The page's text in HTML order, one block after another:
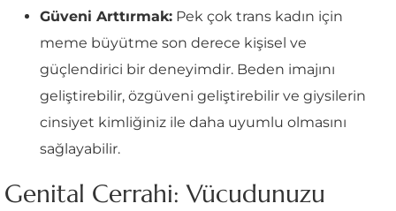
Güveni Arttırmak: Pek çok trans kadın için
meme büyütme son derece kişisel ve
güçlendirici bir deneyimdir. Beden imajını
geliştirebilir, özgüveni geliştirebilir ve giysilerin
cinsiyet kimliğiniz ile daha uyumlu olmasını
sağlayabilir.
Genital Cerrahi: Vücudunuzu